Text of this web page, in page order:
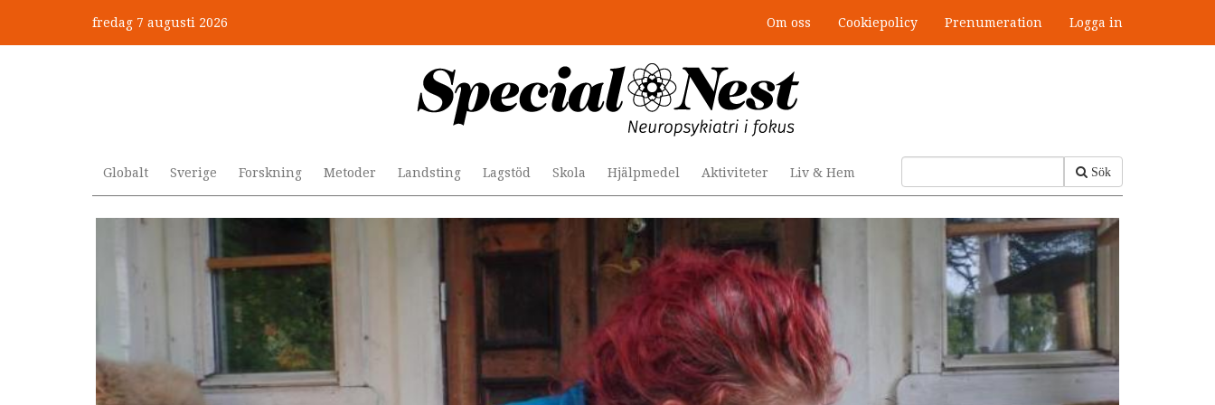
huvudinnehåll
fredag 7 augusti 2026 Om oss Cookiepolicy Prenumeration Logga in
Sök
Globalt Sverige Forskning Metoder Landsting Lagstöd Skola Hjälpmedel Aktiviteter Liv & Hem